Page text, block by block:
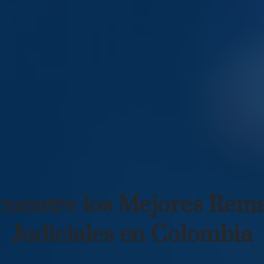
los Mejores
Judiciales en Colombia